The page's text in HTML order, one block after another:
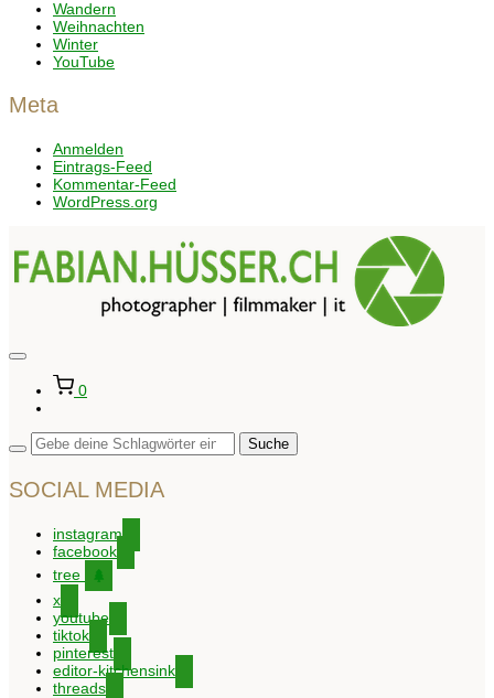
Wandern
Weihnachten
Winter
YouTube
Meta
Anmelden
Eintrags-Feed
Kommentar-Feed
WordPress.org
Seitenleiste
Navigation
umschalten
0
SOCIAL MEDIA
instagram
facebook
tree
x
youtube
tiktok
pinterest
editor-kitchensink
threads